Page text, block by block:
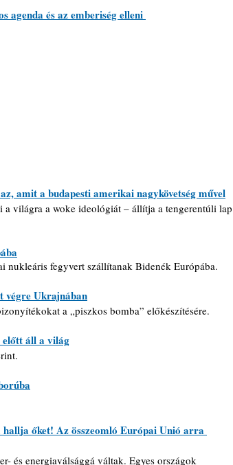
és az emberiség elleni
amit a budapesti amerikai nagykövetség művel
világra a woke ideológiát – állítja a tengerentúli lap
fegyvert szállítanak Bidenék Európába.
végre Ukrajnában
a „piszkos bomba” előkészítésére.
előtt áll a világ
őket! Az összeomló Európai Unió arra
és energiaválsággá váltak. Egyes országok